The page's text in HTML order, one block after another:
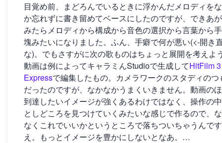
目覚め前、まどろんでいるときに浮かんだメロディを
か忘れずに書き留めてベースにしたのですが、できあ
みたらメロディから構成から音色の選択から言葉から
塊みたいになりました。ふん、手癖で何が悪い(<-開き
な)。でもさすがに次の歌ものはちょっと展開を考え
動画は例によってキャラミんStudioで生成してHitFilm 3
Expressで編集したもの。カメラワークのスタディのつ
だったのですが、なかなかうまくいきません。動画の
到達したいイメージが強くあるわけではなく、操作の
としどころを見つけていくみたいな感じで作るので、
なくこれでいいかというところで落ちついちゃうんで
え。もっとイメージを豊かにしないとなあ。…